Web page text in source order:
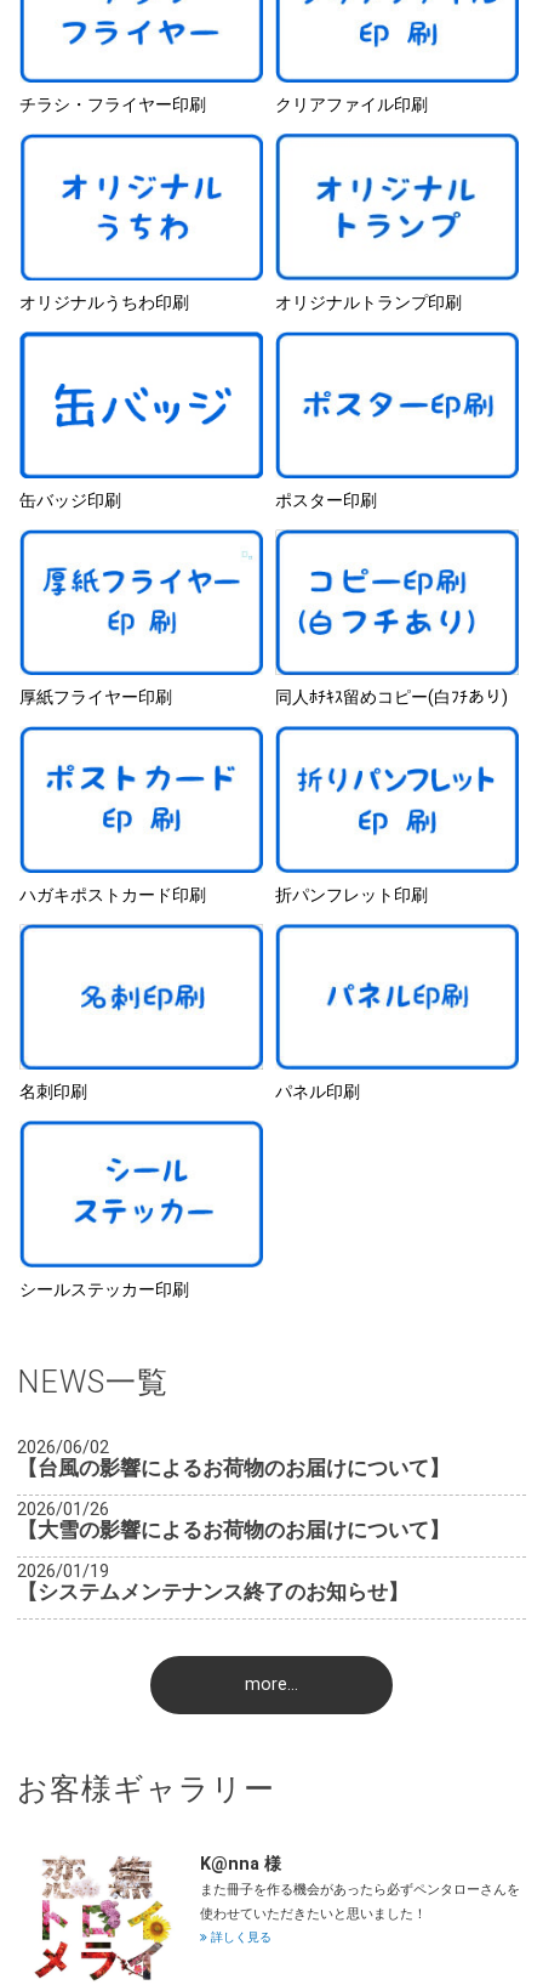
チラシ・フライヤー印刷 クリアファイル印刷
オリジナルうちわ印刷 オリジナルトランプ印刷
缶バッジ印刷 ポスター印刷
厚紙フライヤー印刷 同人ﾎﾁｷｽ留めコピー(白ﾌﾁあり)
ハガキポストカード印刷 折パンフレット印刷
名刺印刷 パネル印刷
シールステッカー印刷
NEWS一覧
2026/06/02
【台風の影響によるお荷物のお届けについて】
2026/01/26
【大雪の影響によるお荷物のお届けについて】
2026/01/19
【システムメンテナンス終了のお知らせ】
more…
お客様ギャラリー
K@nna 様
また冊子を作る機会があったら必ずペンタローさんを
使わせていただきたいと思いました！
詳しく見る